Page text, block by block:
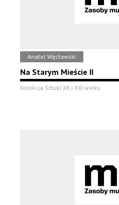
Anatol Węcławski
Na Starym Mieście II
Kolekcja Sztuki XX i XXI wieku